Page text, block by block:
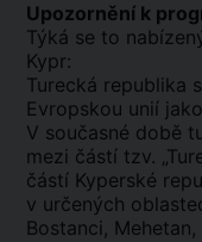
Upozornění k
Týká se to
Kypr:
Turecká republika
Evropskou unií
V současné době
mezi částí tzv.
částí Kyperské
v určených
Bostanci,